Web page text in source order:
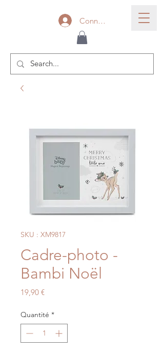
Connexion
SKU : XM9817
Cadre-photo -
Bambi Noël
19,90 €Prix
Quantité *